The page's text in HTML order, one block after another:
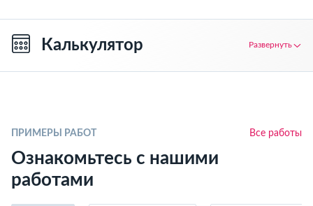
Калькулятор Развернуть
ПРИМЕРЫ РАБОТ Все работы
Ознакомьтесь с нашими
работами